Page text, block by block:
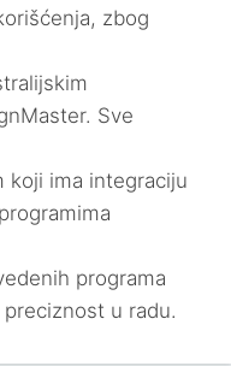
zbog
Sve
koji ima integraciju
programa
u radu.